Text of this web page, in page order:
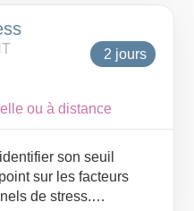
2 jours
ou à distance
son seuil
sur les facteurs
de stress.